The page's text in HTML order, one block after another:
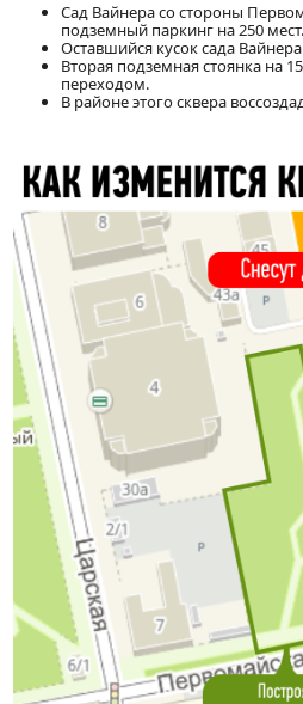
Сад Вайнера со стороны
подземный паркинг на 250 мест.
Оставшийся кусок сада
Вторая подземная стоянка на
переходом.
В районе этого сквера